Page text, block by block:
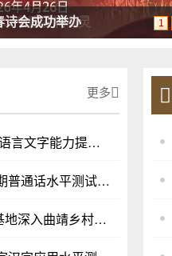
会成功举办
书香浸润心灵 1
更多
语通鲁甸 青春无限 ——国家通用语言文字能力提升培训助教风采展
玉溪师范学院开展2026年春季学期普通话水平测试考前专题培训
玉溪师范学院国家语言文字推广基地深入曲靖乡村小学开展特色推普活动